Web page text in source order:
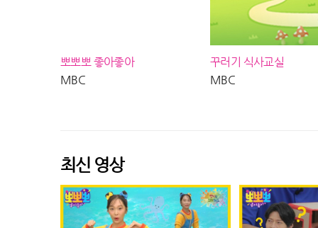
뽀뽀뽀 좋아좋아
MBC
꾸러기 식사교실
MBC
최신 영상